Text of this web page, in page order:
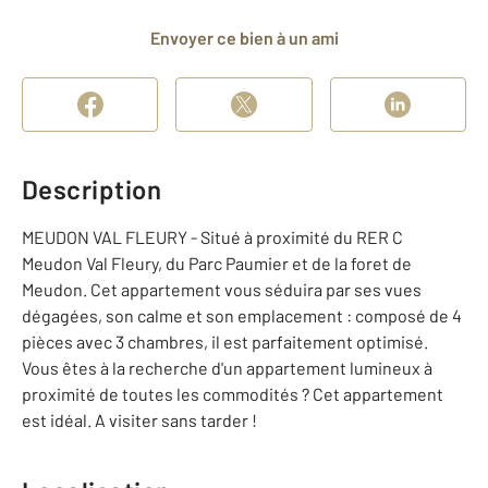
Envoyer ce bien à un ami
Description
MEUDON VAL FLEURY - Situé à proximité du RER C
Meudon Val Fleury, du Parc Paumier et de la foret de
Meudon. Cet appartement vous séduira par ses vues
dégagées, son calme et son emplacement : composé de 4
pièces avec 3 chambres, il est parfaitement optimisé.
Vous êtes à la recherche d'un appartement lumineux à
proximité de toutes les commodités ? Cet appartement
est idéal. A visiter sans tarder !